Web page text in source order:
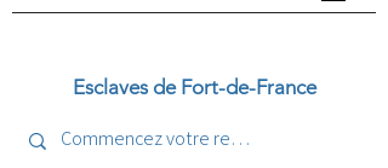
Esclaves de Fort-de-France